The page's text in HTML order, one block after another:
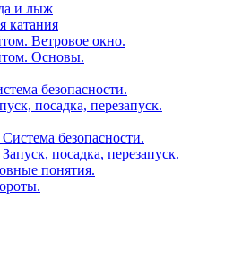
и лыж
катания
Ветровое окно.
Основы.
безопасности.
посадка, перезапуск.
безопасности.
посадка, перезапуск.
понятия.